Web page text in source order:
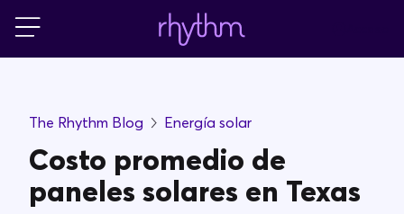
Pequeñas empresas
PowerShift
The Rhythm Blog Energía solar
Costo promedio de
paneles solares en Texas